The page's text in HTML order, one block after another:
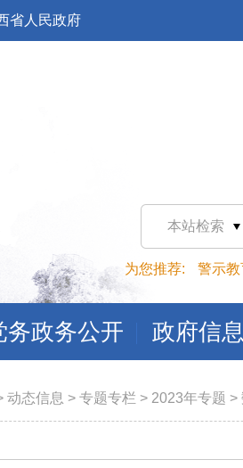
省人民政府
本站检索
为您推荐: 警示教
务政务公开 政府信
动态信息 > 专题专栏 > 2023年专题 >